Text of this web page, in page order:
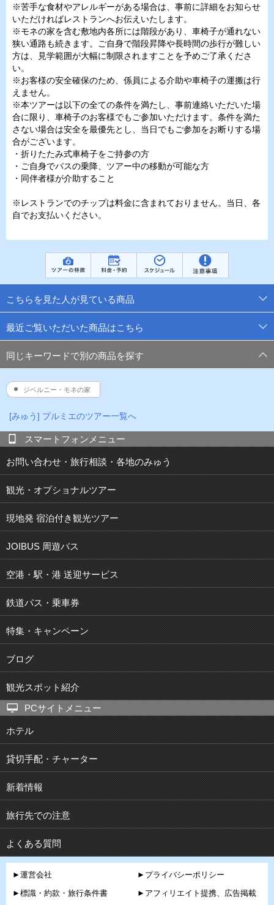
※苦手な食材やアレルギーがある場合は、事前に詳細をお知らせ
いただければレストランへお伝えいたします。
※モネの家を含む敷地内各所には階段があり、車椅子が通れない
狭い通路も続きます。ご自身で階段昇降や長時間の歩行が難しい
方は、見学範囲が大幅に制限されますことを予めご了承くださ
い。
※お客様の安全確保のため、係員による介助や車椅子の運搬は行
えません。
※本ツアーは以下の全ての条件を満たし、事前連絡いただいた場
合に限り、車椅子のお客様でもご参加いただけます。条件を満た
さない場合は安全を最優先とし、当日でもご参加をお断りする場
合がございます。
・折りたたみ式車椅子をご持参の方
・ご自身でバスの乗降、ツアー中の移動が可能な方
・同伴者様が介助すること
※レストランでのチップは料金に含まれておりません。当日、各
自でお支払いください。
こちらを見た人が見ている商品
最近ご覧いただいた商品はこちら
同じキーワードで別の商品を探す
ジベルニー・モネの家
[みゅう] プルミエのツアー一覧へ
スマートフォンメニュー
お問い合わせ・旅行相談・各地のみゅう
観光・オプショナルツアー
現地発 宿泊付き観光ツアー
JOIBUS 周遊バス
空港・駅・港 送迎サービス
鉄道パス・乗車券
特集・キャンペーン
ブログ
観光スポット紹介
PCサイトメニュー
ホテル
貸切手配・チャーター
新着情報
旅行先での注意
よくある質問
►運営会社
►標識・約款・旅行条件書
►プライバシーポリシー
►アフィリエイト提携、広告掲載